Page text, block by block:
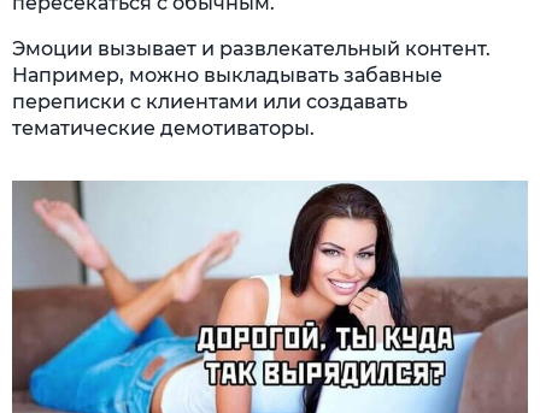
Эмоции вызывает и развлекательный контент.
Например, можно выкладывать забавные
переписки с клиентами или создавать
тематические демотиваторы.